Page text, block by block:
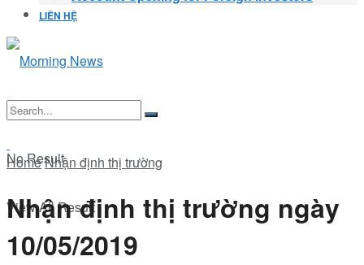
LIÊN HỆ
No Result
View All Result
HomeNhận định thị trường
Nhận định thị trường ngày
10/05/2019